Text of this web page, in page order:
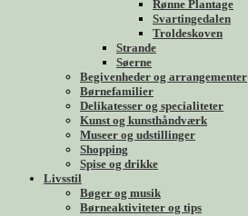
Rønne Plantage
Svartingedalen
Troldeskoven
Strande
Søerne
Begivenheder og arrangementer
Børnefamilier
Delikatesser og specialiteter
Kunst og kunsthåndværk
Museer og udstillinger
Shopping
Spise og drikke
Livsstil
Bøger og musik
Børneaktiviteter og tips